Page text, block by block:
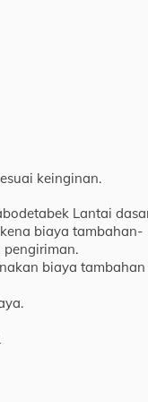
keinginan.
Lantai
biaya tambahan-
biaya tambahan